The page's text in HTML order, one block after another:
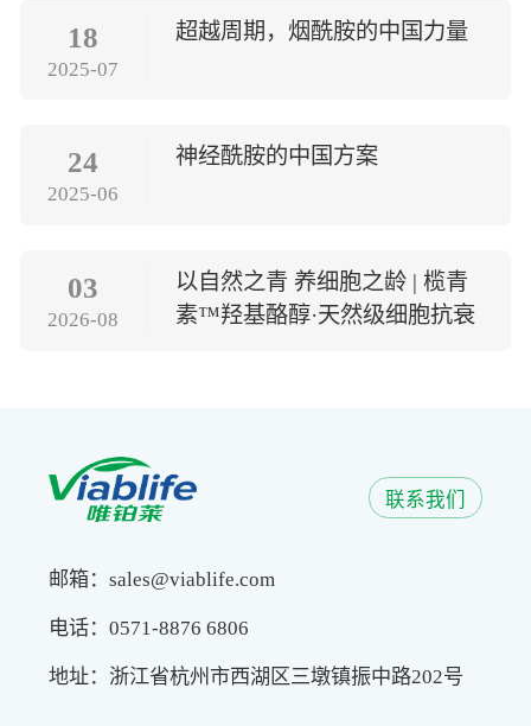
18
2025-07
超越周期，烟酰胺的中国力量
24
2025-06
神经酰胺的中国方案
03
2026-08
以自然之青 养细胞之龄 | 榄青
素™羟基酪醇·天然级细胞抗衰
联系我们
邮箱：sales@viablife.com
电话：0571-8876 6806
地址：浙江省杭州市西湖区三墩镇振中路202号